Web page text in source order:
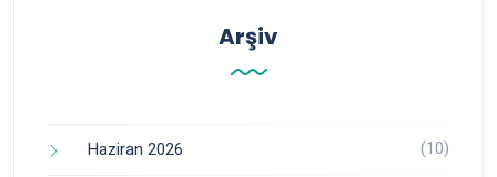
Arşiv
Haziran 2026 (10)